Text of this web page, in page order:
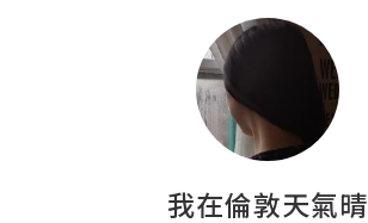
我在倫敦天氣晴